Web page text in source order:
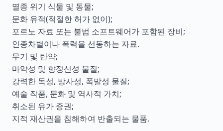
멸종 위기 식물 및 동물;
문화 유적(적절한 허가 없이);
포르노 자료 또는 불법 소프트웨어가 포함된 장비;
인종차별이나 폭력을 선동하는 자료.
무기 및 탄약;
마약성 및 향정신성 물질;
강력한 독성, 방사성, 폭발성 물질;
예술 작품, 문화 및 역사적 가치;
취소된 유가 증권;
지적 재산권을 침해하여 반출되는 물품.